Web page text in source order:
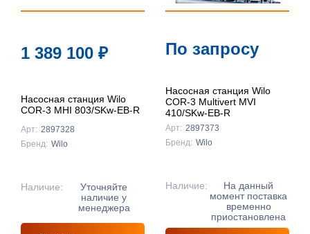
1 389 100 ₽
Насосная станция Wilo
COR-3 MHI 803/SKw-EB-R
Арт: 2897328
Бренд: Wilo
Наличие:
Уточняйте
наличие у
менеджера
По запросу
Насосная станция Wilo
COR-3 Multivert MVI
410/SKw-EB-R
Арт: 2897373
Бренд: Wilo
Наличие:
На данный
момент поставка
временно
приостановлена